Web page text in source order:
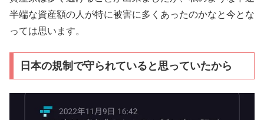
半端な資産額の人が特に被害に多くあったのかなと今とな
っては思います。
日本の規制で守られていると思っていたから